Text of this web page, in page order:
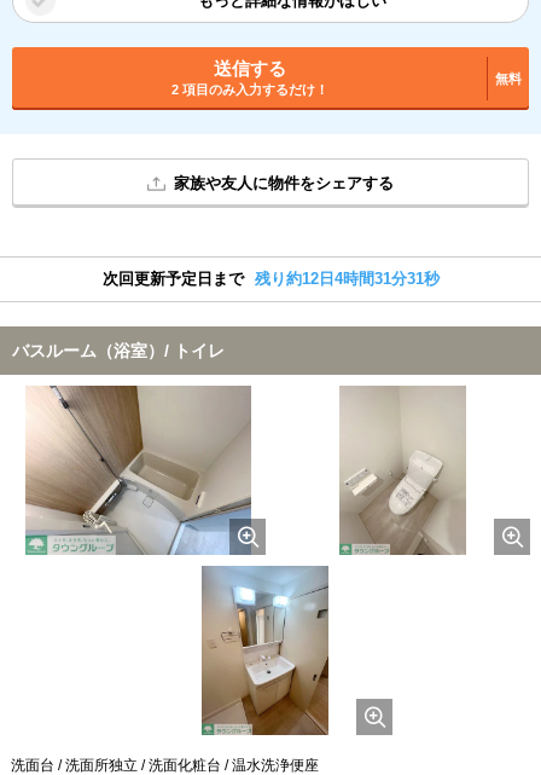
送信する
2 項目のみ入力するだけ！
無料
家族や友人に物件をシェアする
次回更新予定日まで 残り約12日4時間31分30秒
バスルーム（浴室）/ トイレ
洗面台 / 洗面所独立 / 洗面化粧台 / 温水洗浄便座